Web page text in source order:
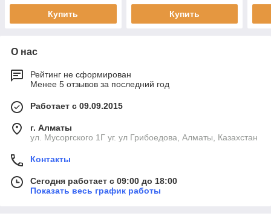
Купить Купить
О нас
Рейтинг не сформирован
Менее 5 отзывов за последний год
Работает с 09.09.2015
г. Алматы
ул. Мусоргского 1Г уг. ул Грибоедова, Алматы, Казахстан
Контакты
Сегодня работает с 09:00 до 18:00
Показать весь график работы